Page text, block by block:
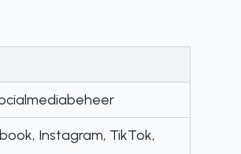
Instagram, TikTok,